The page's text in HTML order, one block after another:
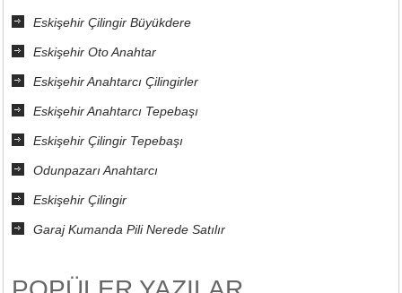
Eskişehir Çilingir Büyükdere
Eskişehir Oto Anahtar
Eskişehir Anahtarcı Çilingirler
Eskişehir Anahtarcı Tepebaşı
Eskişehir Çilingir Tepebaşı
Odunpazarı Anahtarcı
Eskişehir Çilingir
Garaj Kumanda Pili Nerede Satılır